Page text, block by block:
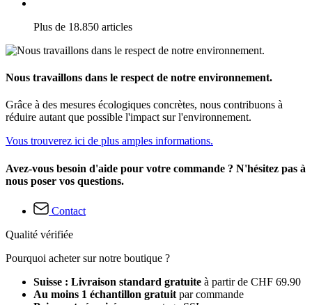
Plus de 18.850 articles
Nous travaillons dans le respect de notre environnement.
Grâce à des mesures écologiques concrètes, nous contribuons à
réduire autant que possible l'impact sur l'environnement.
Vous trouverez ici de plus amples informations.
Avez-vous besoin d'aide pour votre commande ? N'hésitez pas à
nous poser vos questions.
Contact
Qualité vérifiée
Pourquoi acheter sur notre boutique ?
Suisse : Livraison standard gratuite à partir de CHF 69.90
Au moins 1 échantillon gratuit par commande